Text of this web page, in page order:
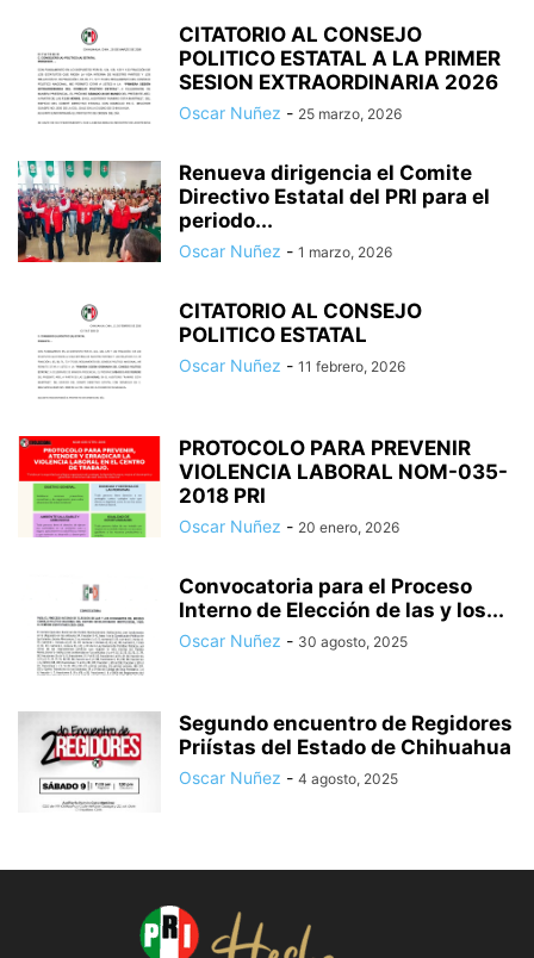
CITATORIO AL CONSEJO
POLITICO ESTATAL A LA PRIMER
SESION EXTRAORDINARIA 2026
Oscar Nuñez - 25 marzo, 2026
Renueva dirigencia el Comite
Directivo Estatal del PRI para el
periodo...
Oscar Nuñez - 1 marzo, 2026
CITATORIO AL CONSEJO
POLITICO ESTATAL
Oscar Nuñez - 11 febrero, 2026
PROTOCOLO PARA PREVENIR
VIOLENCIA LABORAL NOM-035-
2018 PRI
Oscar Nuñez - 20 enero, 2026
Convocatoria para el Proceso
Interno de Elección de las y los...
Oscar Nuñez - 30 agosto, 2025
Segundo encuentro de Regidores
Priístas del Estado de Chihuahua
Oscar Nuñez - 4 agosto, 2025